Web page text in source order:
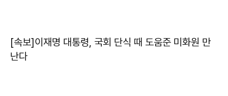
[속보]이재명 대통령, 국회 단식 때 도움준 미화원 만
난다